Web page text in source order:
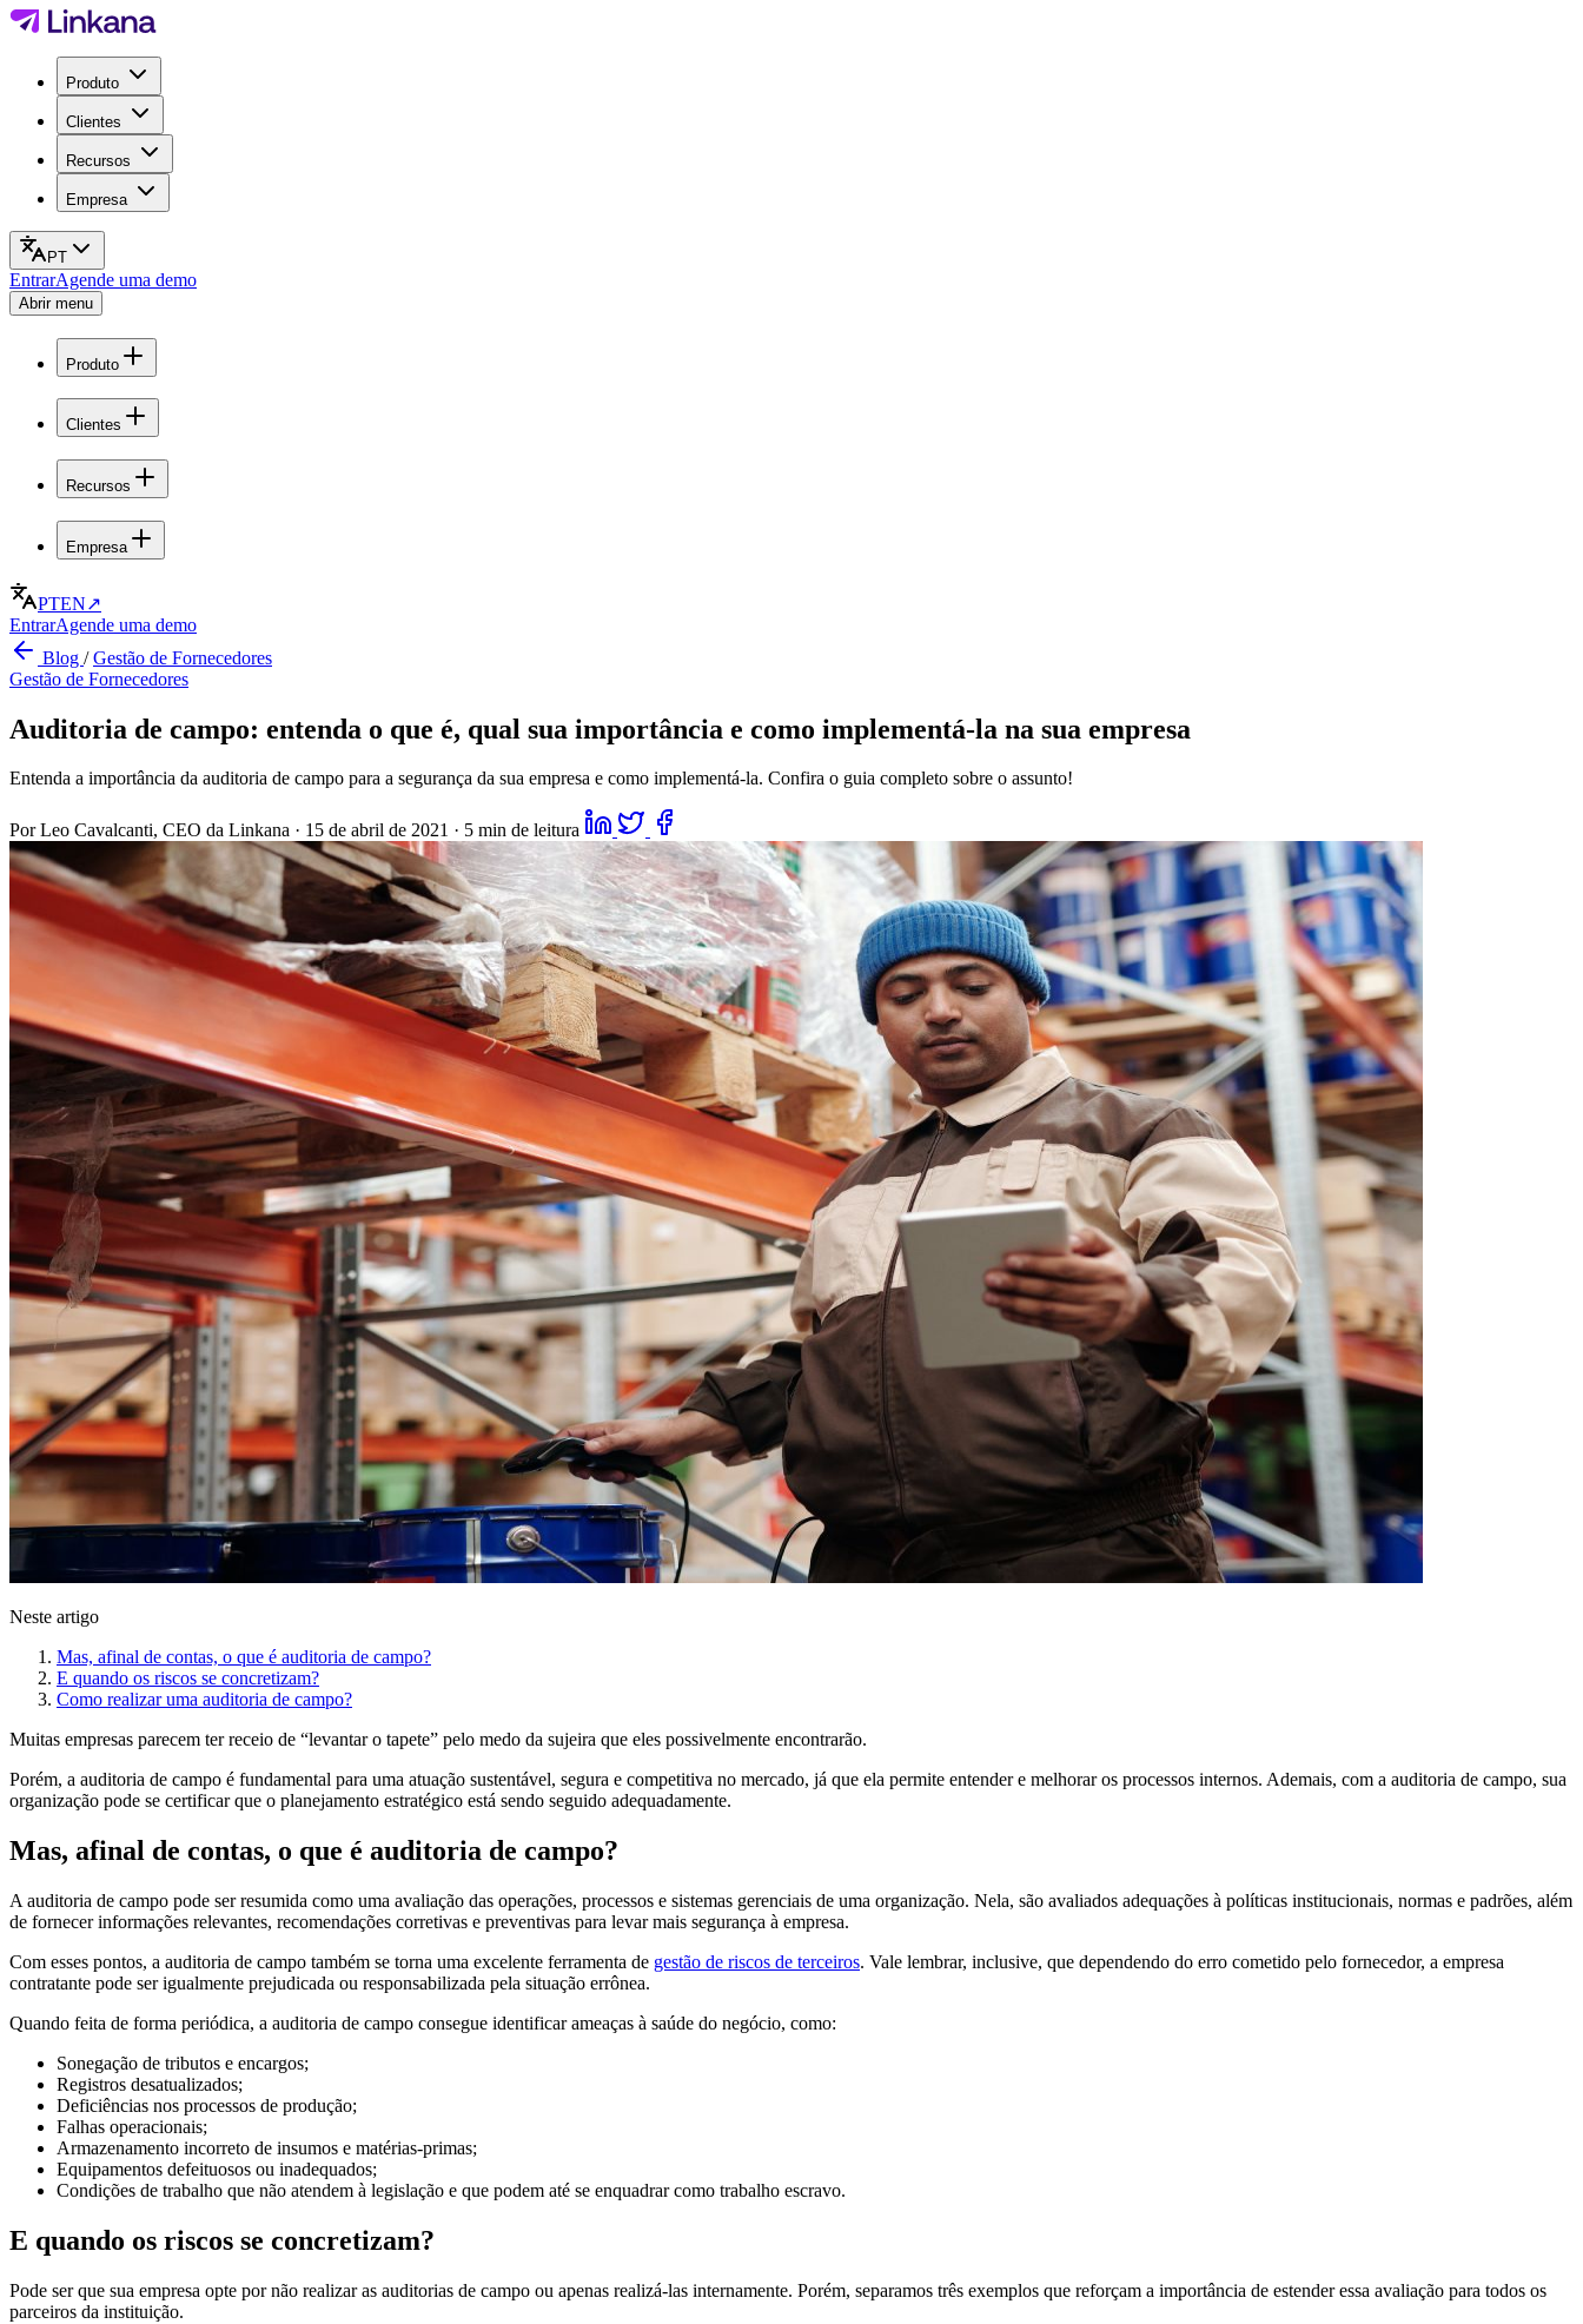
Produto
Clientes
Recursos
Empresa
PT
EntrarAgende uma demo
Abrir menu
Produto
Clientes
Recursos
Empresa
PTEN↗
EntrarAgende uma demo
Blog /Gestão de Fornecedores
Gestão de Fornecedores
Auditoria de campo: entenda o que é, qual sua importância e como implementá-la na sua empresa
Entenda a importância da auditoria de campo para a segurança da sua empresa e como implementá-la. Confira o guia completo sobre o assunto!
Por Leo Cavalcanti, CEO da Linkana · 15 de abril de 2021 · 5 min de leitura
Neste artigo
Mas, afinal de contas, o que é auditoria de campo?
E quando os riscos se concretizam?
Como realizar uma auditoria de campo?
Muitas empresas parecem ter receio de “levantar o tapete” pelo medo da sujeira que eles possivelmente encontrarão.
Porém, a auditoria de campo é fundamental para uma atuação sustentável, segura e competitiva no mercado, já que ela permite entender e melhorar os processos internos. Ademais, com a auditoria de campo, sua
organização pode se certificar que o planejamento estratégico está sendo seguido adequadamente.
Mas, afinal de contas, o que é auditoria de campo?
A auditoria de campo pode ser resumida como uma avaliação das operações, processos e sistemas gerenciais de uma organização. Nela, são avaliados adequações à políticas institucionais, normas e padrões, além
de fornecer informações relevantes, recomendações corretivas e preventivas para levar mais segurança à empresa.
Com esses pontos, a auditoria de campo também se torna uma excelente ferramenta de gestão de riscos de terceiros. Vale lembrar, inclusive, que dependendo do erro cometido pelo fornecedor, a empresa
contratante pode ser igualmente prejudicada ou responsabilizada pela situação errônea.
Quando feita de forma periódica, a auditoria de campo consegue identificar ameaças à saúde do negócio, como:
Sonegação de tributos e encargos;
Registros desatualizados;
Deficiências nos processos de produção;
Falhas operacionais;
Armazenamento incorreto de insumos e matérias-primas;
Equipamentos defeituosos ou inadequados;
Condições de trabalho que não atendem à legislação e que podem até se enquadrar como trabalho escravo.
E quando os riscos se concretizam?
Pode ser que sua empresa opte por não realizar as auditorias de campo ou apenas realizá-las internamente. Porém, separamos três exemplos que reforçam a importância de estender essa avaliação para todos os
parceiros da instituição.